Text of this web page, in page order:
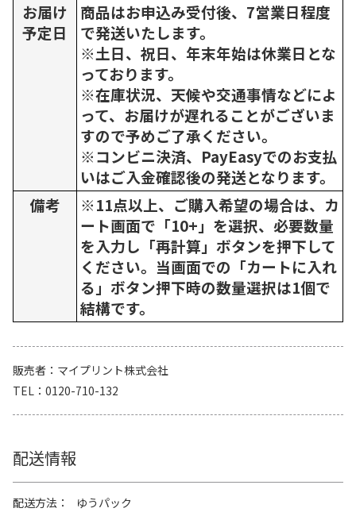
お届け
予定日
商品はお申込み受付後、7営業日程度
で発送いたします。
※土日、祝日、年末年始は休業日とな
っております。
※在庫状況、天候や交通事情などによ
って、お届けが遅れることがございま
すので予めご了承ください。
※コンビニ決済、PayEasyでのお支払
いはご入金確認後の発送となります。
備考
※11点以上、ご購入希望の場合は、カ
ート画面で「10+」を選択、必要数量
を入力し「再計算」ボタンを押下して
ください。当画面での「カートに入れ
る」ボタン押下時の数量選択は1個で
結構です。
販売者
マイプリント株式会社
TEL
0120-710-132
配送情報
配送方法
ゆうパック